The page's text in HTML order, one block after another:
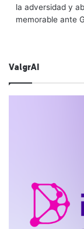
la adversidad y
memorable ante
ValgrAI